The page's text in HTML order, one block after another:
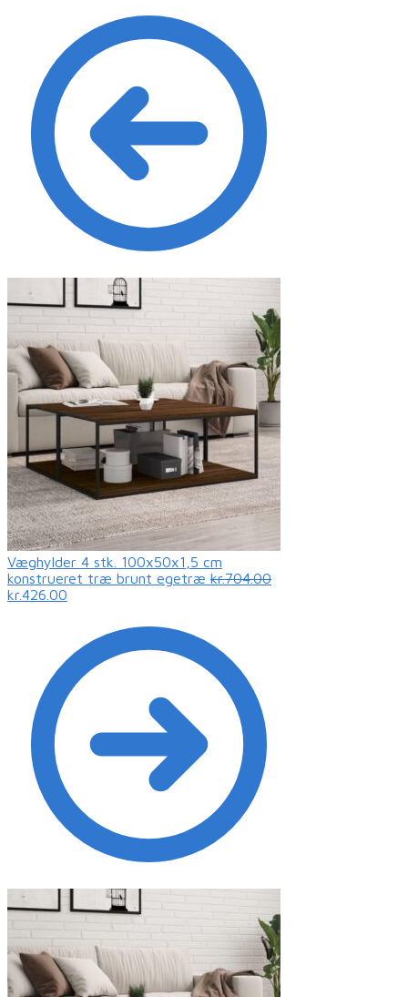
Væghylder 4 stk. 100x50x1,5 cm
konstrueret træ brunt egetræ kr.704.00
kr.426.00